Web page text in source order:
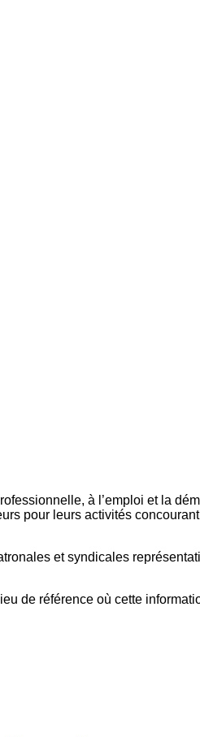
à l’emploi et la
pour leurs activités
et syndicales
de référence où cette